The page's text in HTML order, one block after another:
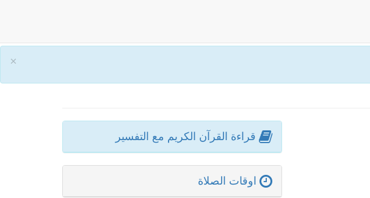
×
قراءة القرآن الكريم مع التفسير
اوقات الصلاة